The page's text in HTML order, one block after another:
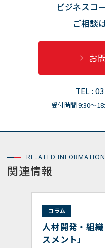
ビジネスコ
ご相談
お
TEL :
受付時間 9:30〜
RELATED INFORMATION
関連情報
発・組織開発用語：「